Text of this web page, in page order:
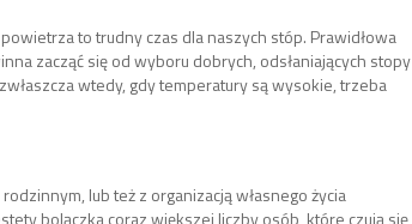
to trudny czas dla naszych stóp. Prawidłowa
zacząć się od wyboru dobrych, odsłaniających stopy
wtedy, gdy temperatury są wysokie, trzeba
lub też z organizacją własnego życia
bolączka coraz większej liczby osób, które czują się